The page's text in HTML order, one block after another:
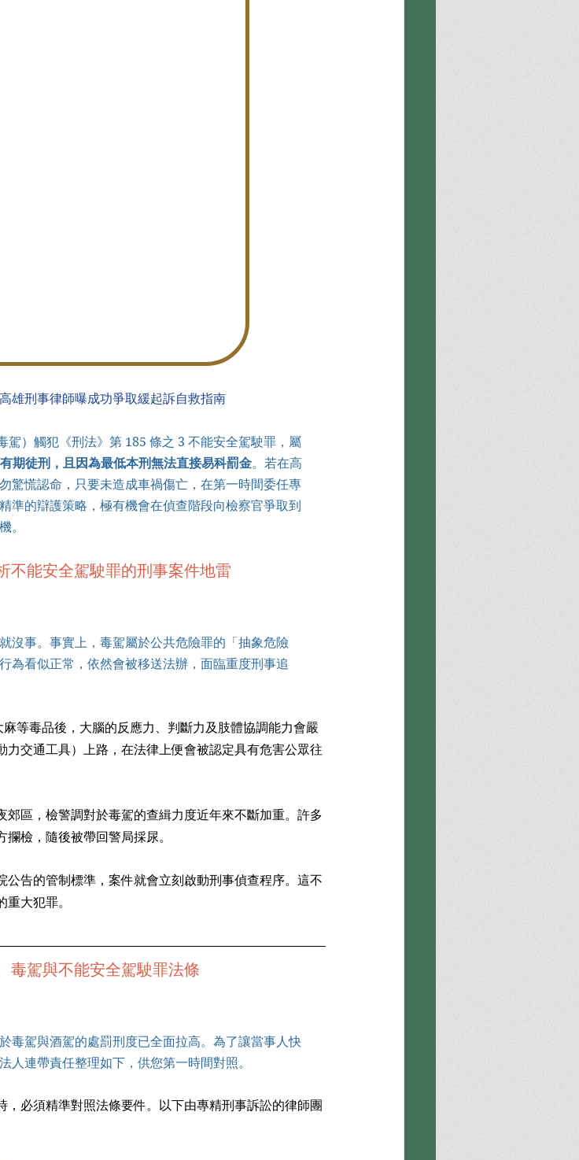
雄刑事律師曝成功爭取緩起訴自救指南
駕）觸犯《刑法》第 185 條之 3 不能安全駕駛罪，屬
期徒刑，且因為最低本刑無法直接易科罰金。若在高
驚慌認命，只要未造成車禍傷亡，在第一時間委任專
準的辯護策略，極有機會在偵查階段向檢察官爭取到
。
不能安全駕駛罪的刑事案件地雷
沒事。事實上，毒駕屬於公共危險罪的「抽象危險
為看似正常，依然會被移送法辦，面臨重度刑事追
等毒品後，大腦的反應力、判斷力及肢體協調能力會嚴
交通工具）上路，在法律上便會被認定具有危害公眾往
區，檢警調對於毒駕的查緝力度近年來不斷加重。許多
檢，隨後被帶回警局採尿。
告的管制標準，案件就會立刻啟動刑事偵查程序。這不
大犯罪。
毒駕與不能安全駕駛罪法條
毒駕與酒駕的處罰刑度已全面拉高。為了讓當事人快
連帶責任整理如下，供您第一時間對照。
，必須精準對照法條要件。以下由專精刑事訴訟的律師團